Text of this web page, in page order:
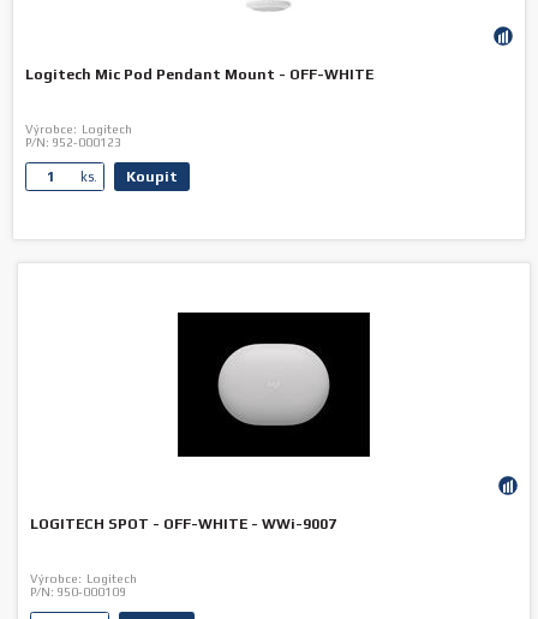
Logitech Mic Pod Pendant Mount - OFF-WHITE
Výrobce: Logitech
P/N: 952-000123
ks. Koupit
LOGITECH SPOT - OFF-WHITE - WWi-9007
Výrobce: Logitech
P/N: 950-000109